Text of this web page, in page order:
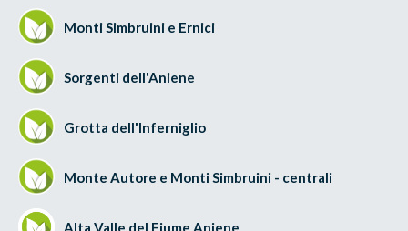
Monti Simbruini e Ernici
Sorgenti dell'Aniene
Grotta dell'Inferniglio
Monte Autore e Monti Simbruini - centrali
Alta Valle del Fiume Aniene